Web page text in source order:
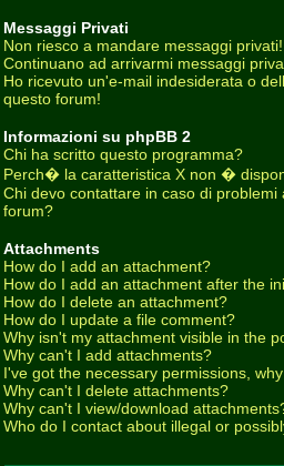
Messaggi Privati
Non riesco a mandare messaggi privati!
Continuano ad arrivarmi messaggi
Ho ricevuto un'e-mail indesiderata o
questo forum!
Informazioni su phpBB 2
Chi ha scritto questo programma?
Perch� la caratteristica X non �
Chi devo contattare in caso di
forum?
Attachments
How do I add an attachment?
How do I add an attachment after the
How do I delete an attachment?
How do I update a file comment?
Why isn't my attachment visible in the
Why can't I add attachments?
I've got the necessary permissions,
Why can't I delete attachments?
Why can't I view/download
Who do I contact about illegal or